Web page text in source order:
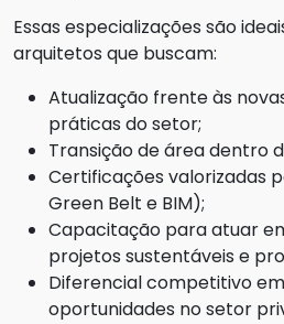
Essas especializações são
arquitetos que buscam:
Atualização frente às
práticas do setor;
Transição de área dentro
Certificações valorizadas
Green Belt e BIM);
Capacitação para atuar
projetos sustentáveis e
Diferencial competitivo
oportunidades no setor